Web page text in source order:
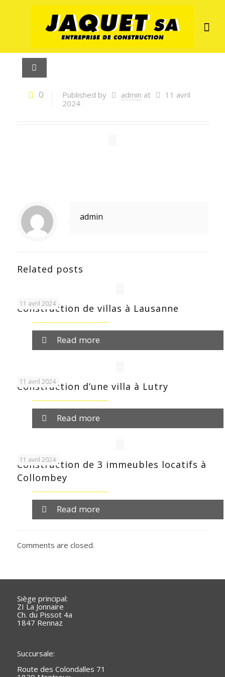
0 Published by admin at
11 avril
2024
admin
Related posts
11 avril 2024
Construction de villas à Lausanne
Read more
11 avril 2024
Construction d’une villa à Lutry
Read more
11 avril 2024
Construction de 3 immeubles locatifs à
Collombey
Read more
Comments are closed.
Siège principal:
ZI La Jonnaire
Ch. du Pissot 4a
1847 Rennaz
Succursale:
Route des Colondalles 71